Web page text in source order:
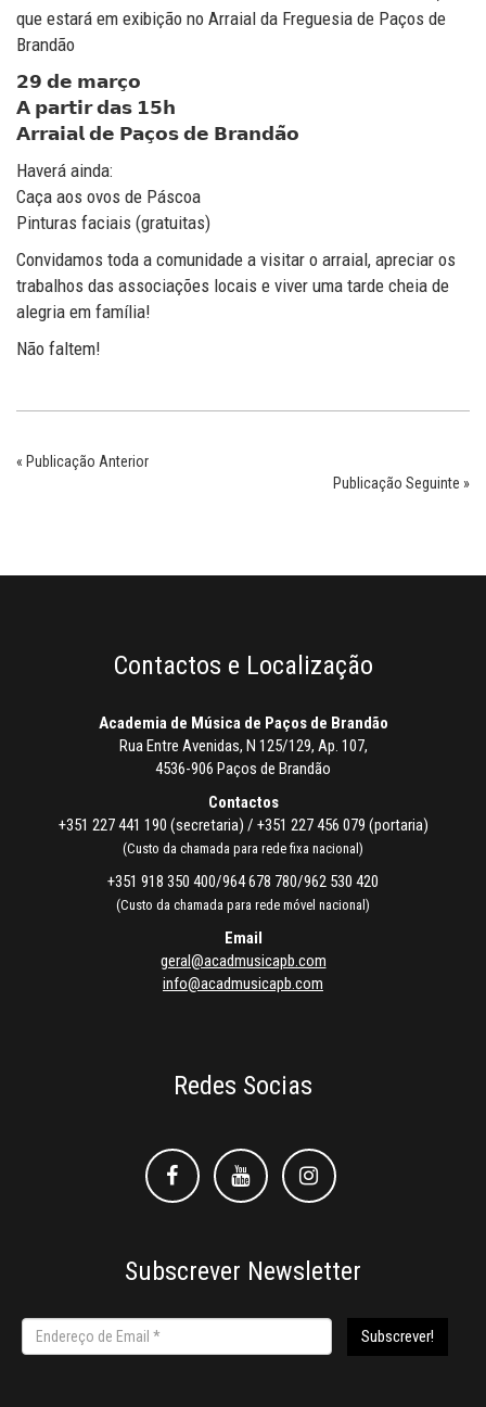
que estará em exibição no Arraial da Freguesia de Paços de
Brandão
𝟮𝟵 𝗱𝗲 𝗺𝗮𝗿𝗰̧𝗼
𝗔 𝗽𝗮𝗿𝘁𝗶𝗿 𝗱𝗮𝘀 𝟭𝟱𝗵
𝗔𝗿𝗿𝗮𝗶𝗮𝗹 𝗱𝗲 𝗣𝗮𝗰̧𝗼𝘀 𝗱𝗲 𝗕𝗿𝗮𝗻𝗱𝗮̃𝗼
Haverá ainda:
Caça aos ovos de Páscoa
Pinturas faciais (gratuitas)
Convidamos toda a comunidade a visitar o arraial, apreciar os
trabalhos das associações locais e viver uma tarde cheia de
alegria em família!
Não faltem!
« Publicação Anterior
Publicação Seguinte »
Contactos e Localização
Academia de Música de Paços de Brandão
Rua Entre Avenidas, N 125/129, Ap. 107,
4536-906 Paços de Brandão
Contactos
+351 227 441 190 (secretaria) / +351 227 456 079 (portaria)
(Custo da chamada para rede fixa nacional)
+351 918 350 400/964 678 780/962 530 420
(Custo da chamada para rede móvel nacional)
Email
geral@acadmusicapb.com
info@acadmusicapb.com
Redes Socias
FacebookFacebookInstagram
Subscrever Newsletter